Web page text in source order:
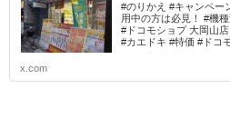
#のりかえ #キャンペー
用中の方は必見！ #機
#ドコモショプ 大岡山
#カエドキ #特価 #ドコ
x.com